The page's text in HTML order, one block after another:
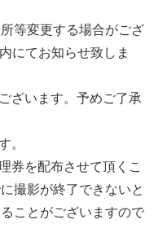
等変更する場合がござ
にてお知らせ致しま
ざいます。予めご了承
。
券を配布させて頂くこ
撮影が終了できないと
ことがございますので